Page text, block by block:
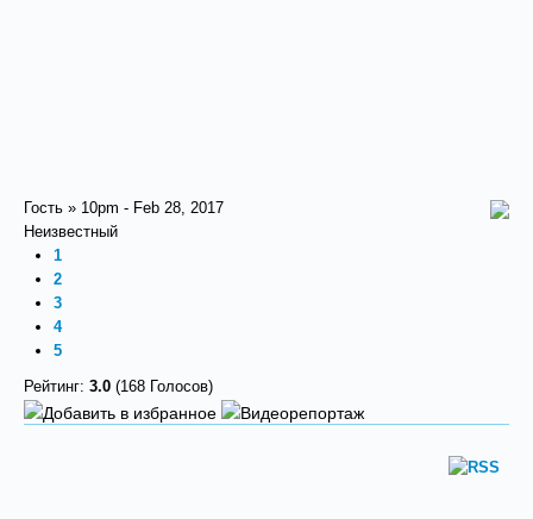
Гость » 10pm - Feb 28, 2017
Неизвестный
1
2
3
4
5
Рейтинг: 3.0 (168 Голосов)